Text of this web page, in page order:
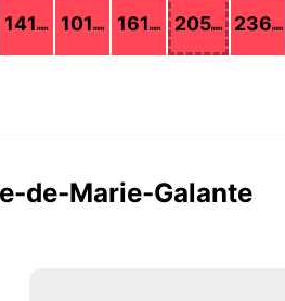
141 mm 101 mm 161 mm 205mm 236mm
de-Marie-Galante